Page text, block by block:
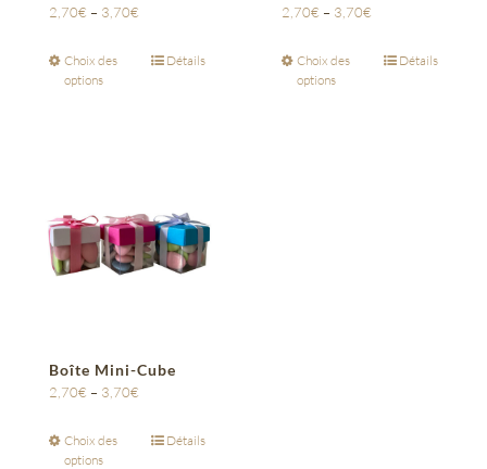
2,70€ – 3,70€
Choix des
options
Détails
2,70€ – 3,70€
Choix des
options
Détails
Boîte Mini-Cube
2,70€ – 3,70€
Choix des
options
Détails